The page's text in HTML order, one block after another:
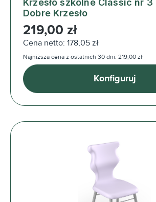
Krzesło szkolne Classic nr 3
Dobre Krzesło
Cena regularna:
219,00 zł
Cena netto: 178,05 zł
Najniższa cena z ostatnich 30 dni: 219,00 zł
Konfiguruj